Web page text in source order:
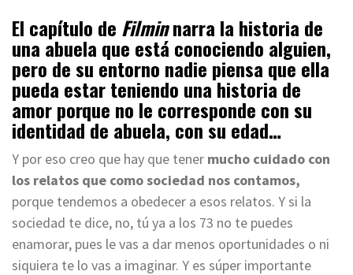
El capítulo de Filminnarra la historia de
una abuela que está conociendo alguien,
pero de su entorno nadie piensa que ella
pueda estar teniendo una historia de
amor porque no le corresponde con su
identidad de abuela, con su edad…
Y por eso creo que hay que tener mucho cuidado con
los relatos que como sociedad nos contamos,
porque tendemos a obedecer a esos relatos. Y si la
sociedad te dice, no, tú ya a los 73 no te puedes
enamorar, pues le vas a dar menos oportunidades o ni
siquiera te lo vas a imaginar. Y es súper importante